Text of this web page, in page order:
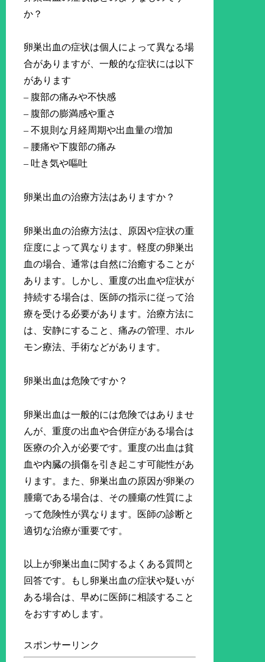
か？
卵巣出血の症状は個人によって異なる場
合がありますが、一般的な症状には以下
があります
– 腹部の痛みや不快感
– 腹部の膨満感や重さ
– 不規則な月経周期や出血量の増加
– 腰痛や下腹部の痛み
– 吐き気や嘔吐
卵巣出血の治療方法はありますか？
卵巣出血の治療方法は、原因や症状の重
症度によって異なります。軽度の卵巣出
血の場合、通常は自然に治癒することが
あります。しかし、重度の出血や症状が
持続する場合は、医師の指示に従って治
療を受ける必要があります。治療方法に
は、安静にすること、痛みの管理、ホル
モン療法、手術などがあります。
卵巣出血は危険ですか？
卵巣出血は一般的には危険ではありませ
んが、重度の出血や合併症がある場合は
医療の介入が必要です。重度の出血は貧
血や内臓の損傷を引き起こす可能性があ
ります。また、卵巣出血の原因が卵巣の
腫瘍である場合は、その腫瘍の性質によ
って危険性が異なります。医師の診断と
適切な治療が重要です。
以上が卵巣出血に関するよくある質問と
回答です。もし卵巣出血の症状や疑いが
ある場合は、早めに医師に相談すること
をおすすめします。
スポンサーリンク